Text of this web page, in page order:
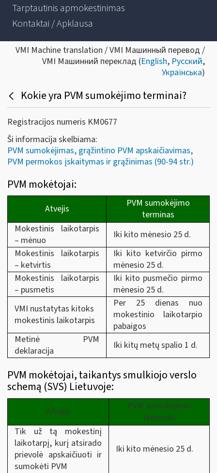
Tarptautinis apmokestinimas
Kontaktai / Apklausa
VMI Machine translation / VMI Машинный перевод /
VMI Машинний переклад (English, Русский,
Українська)
Kokie yra PVM sumokėjimo terminai?
Registracijos numeris KM0677
Ši informacija skelbiama:
PVM sumokėjimas, grąžintino PVM apskaičiavimas,
PVM permokos įskaitymas ir grąžinimas (90-94 str.)
PVM mokėtojai:
Atvejis
PVM sumokėjimo
terminas
Mokestinis laikotarpis
– mėnuo
Iki kito mėnesio 25 d.
Mokestinis laikotarpis
– ketvirtis
Iki kito ketvirčio pirmo
mėnesio 25 d.
Mokestinis laikotarpis
– pusmetis
Iki kito pusmečio pirmo
mėnesio 25 d.
VMI nustatytas kitoks
mokestinis laikotarpis
Per 25 dienas nuo
mokestinio laikotarpio
pabaigos
Metinė PVM
deklaracija
Iki kitų metų spalio 1 d.
PVM mokėtojai, taikantys smulkiojo verslo
schemą (SVS) Lietuvoje:
Atvejis
PVM sumokėjimo
terminas
Tik už tą mokestinį
laikotarpį, kurį atsirado
prievolė apskaičiuoti ir
sumokėti PVM
Iki kito mėnesio 25 d.